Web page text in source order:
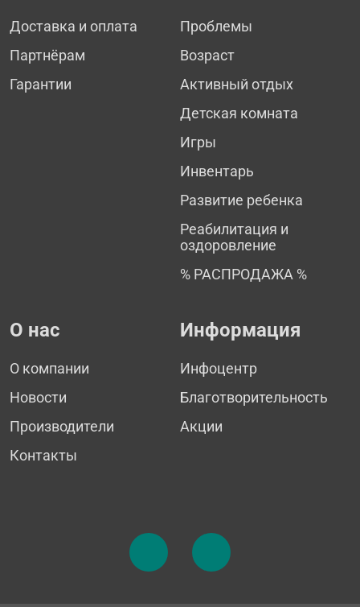
Доставка и оплата
Партнёрам
Гарантии
Проблемы
Возраст
Активный отдых
Детская комната
Игры
Инвентарь
Развитие ребенка
Реабилитация и
оздоровление
% РАСПРОДАЖА %
О нас
О компании
Новости
Производители
Контакты
Информация
Инфоцентр
Благотворительность
Акции